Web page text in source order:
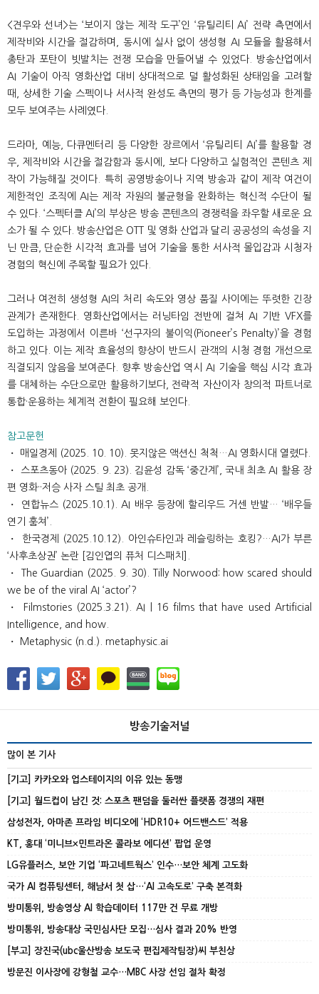
<견우와 선녀>는 ‘보이지 않는 제작 도구’인 ‘유틸리티 AI’ 전략 측면에서
제작비와 시간을 절감하며, 동시에 실사 없이 생성형 AI 모듈을 활용해서
총탄과 포탄이 빗발치는 전쟁 모습을 만들어낼 수 있었다. 방송산업에서
AI 기술이 아직 영화산업 대비 상대적으로 덜 활성화된 상태임을 고려할
때, 상세한 기술 스펙이나 서사적 완성도 측면의 평가 등 가능성과 한계를
모두 보여주는 사례였다.
드라마, 예능, 다큐멘터리 등 다양한 장르에서 ‘유틸리티 AI’를 활용할 경
우, 제작비와 시간을 절감함과 동시에, 보다 다양하고 실험적인 콘텐츠 제
작이 가능해질 것이다. 특히 공영방송이나 지역 방송과 같이 제작 여건이
제한적인 조직에 AI는 제작 자원의 불균형을 완화하는 혁신적 수단이 될
수 있다. ‘스펙터클 AI’의 부상은 방송 콘텐츠의 경쟁력을 좌우할 새로운 요
소가 될 수 있다. 방송산업은 OTT 및 영화 산업과 달리 공공성의 속성을 지
닌 만큼, 단순한 시각적 효과를 넘어 기술을 통한 서사적 몰입감과 시청자
경험의 혁신에 주목할 필요가 있다.
그러나 여전히 생성형 AI의 처리 속도와 영상 품질 사이에는 뚜렷한 긴장
관계가 존재한다. 영화산업에서는 러닝타임 전반에 걸쳐 AI 기반 VFX를
도입하는 과정에서 이른바 ‘선구자의 불이익(Pioneer’s Penalty)’을 경험
하고 있다. 이는 제작 효율성의 향상이 반드시 관객의 시청 경험 개선으로
직결되지 않음을 보여준다. 향후 방송산업 역시 AI 기술을 핵심 시각 효과
를 대체하는 수단으로만 활용하기보다, 전략적 자산이자 창의적 파트너로
통합·운용하는 체계적 전환이 필요해 보인다.
참고문헌
・ 매일경제 (2025. 10. 10). 못지않은 액션신 척척…AI 영화시대 열렸다.
・ 스포츠동아 (2025. 9. 23). 김윤성 감독 ‘중간계’, 국내 최초 AI 활용 장
편 영화··저승 사자 스틸 최초 공개.
・ 연합뉴스 (2025.10.1). AI 배우 등장에 할리우드 거센 반발… ‘배우들
연기 훔쳐’.
・ 한국경제 (2025.10.12). 아인슈타인과 레슬링하는 호킹?…AI가 부른
‘사후초상권’ 논란 [김인엽의 퓨처 디스패치].
・ The Guardian (2025. 9. 30). Tilly Norwood: how scared should
we be of the viral AI ‘actor’?
・ Filmstories (2025.3.21). AI | 16 films that have used Artificial
Intelligence, and how.
・ Metaphysic (n.d.). metaphysic.ai
방송기술저널
많이 본 기사
[기고] 카카오와 업스테이지의 이유 있는 동맹
[기고] 월드컵이 남긴 것: 스포츠 팬덤을 둘러싼 플랫폼 경쟁의 재편
삼성전자, 아마존 프라임 비디오에 ‘HDR10+ 어드밴스드’ 적용
KT, 홍대 ‘미니브×민트라온 콜라보 에디션’ 팝업 운영
LG유플러스, 보안 기업 ‘파고네트웍스’ 인수…보안 체계 고도화
국가 AI 컴퓨팅센터, 해남서 첫 삽…‘AI 고속도로’ 구축 본격화
방미통위, 방송영상 AI 학습데이터 117만 건 무료 개방
방미통위, 방송대상 국민심사단 모집…심사 결과 20% 반영
[부고] 장진국(ubc울산방송 보도국 편집제작팀장)씨 부친상
방문진 이사장에 강형철 교수…MBC 사장 선임 절차 확정